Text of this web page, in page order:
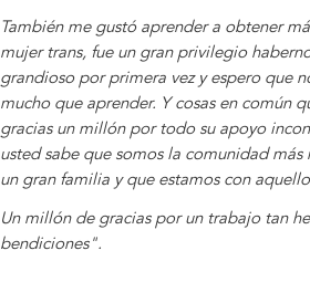
También me gustó aprender a obtener
mujer trans, fue un gran privilegio
grandioso por primera vez y espero que
mucho que aprender. Y cosas en común
gracias un millón por todo su apoyo
usted sabe que somos la comunidad
un gran familia y que estamos con
Un millón de gracias por un trabajo tan
bendiciones".